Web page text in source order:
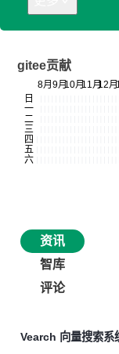
gitee贡献
资讯
智库
评论
Vearch 向量搜索系